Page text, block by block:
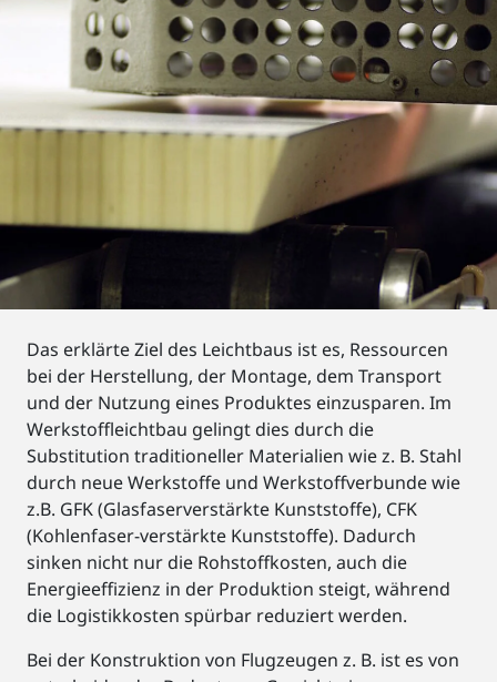
Das erklärte Ziel des Leichtbaus ist es, Ressourcen
bei der Herstellung, der Montage, dem Transport
und der Nutzung eines Produktes einzusparen. Im
Werkstoffleichtbau gelingt dies durch die
Substitution traditioneller Materialien wie z. B. Stahl
durch neue Werkstoffe und Werkstoffverbunde wie
z.B. GFK (Glasfaserverstärkte Kunststoffe), CFK
(Kohlenfaser-verstärkte Kunststoffe). Dadurch
sinken nicht nur die Rohstoffkosten, auch die
Energieeffizienz in der Produktion steigt, während
die Logistikkosten spürbar reduziert werden.
Bei der Konstruktion von Flugzeugen z. B. ist es von